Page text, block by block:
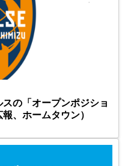
スの「オープンポジショ
、ホームタウン）